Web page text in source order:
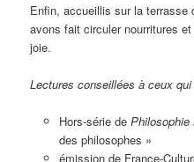
Enfin, accueillis sur la terrasse
avons fait circuler nourritures
joie.
Lectures conseillées à ceux
Hors-série de Philosophie
des philosophes »
émission de France-